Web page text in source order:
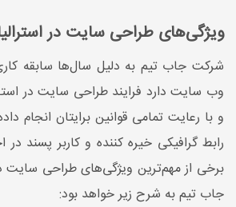
ویژگی‌های طراحی سایت در
شرکت جاب تیم به دلیل سال‌ها سابقه
وب سایت دارد فرایند طراحی سایت در
و با رعایت تمامی قوانین برایتان انجام
رابط گرافیکی خیره کننده و کاربر پسند در
برخی از مهم‌ترین ویژگی‌های طراحی سایت
جاب تیم به شرح زیر خواهد بود: